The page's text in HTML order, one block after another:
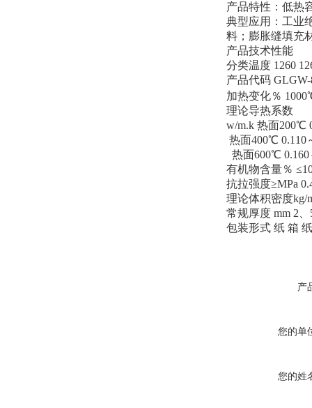
产品特性：低热
典型应用：工业
料；膨胀缝填充
产品技术性能
分类温度 1260
产品代码
加热变化％
理论导热系数
w/m.k 热面200℃
热面400℃ 0.110
热面600℃ 0.160
有机物含量％
抗拉强度≥MPa
理论体积密度kg/
常规厚度 mm 2、
包装形式 纸 箱
产
您的单
您的姓